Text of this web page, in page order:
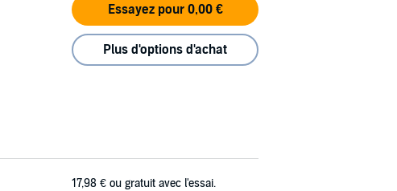
Essayez pour 0,00 €
Plus d'options d'achat
17,98 € ou gratuit avec l'essai.